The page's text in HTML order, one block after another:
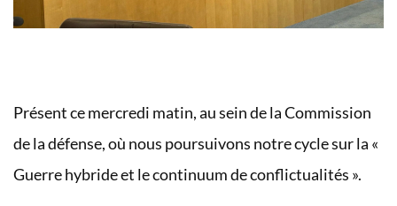
Présent ce mercredi matin, au sein de la Commission
de la défense, où nous poursuivons notre cycle sur la «
Guerre hybride et le continuum de conflictualités ».